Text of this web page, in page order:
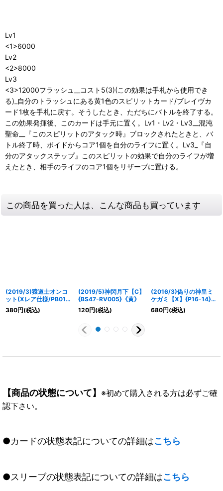
Lv1
<1>6000
Lv2
<2>8000
Lv3
<3>12000フラッシュ__コスト5(3)(この効果は手札から使用でき
る)_自分のトラッシュにある黄1色のスピリットカード/ブレイヴカ
ード1枚を手札に戻す。そうしたとき、ただちにバトルを終了する。
この効果発揮後、このカードは手元に置く。Lv1・Lv2・Lv3__混沌
聖命__『このスピリットのアタック時』ブロックされたときと、バ
トル終了時、ボイドからコア1個を自分のライフに置く。Lv3_『自
分のアタックステップ』このスピリットの効果で自分のライフが増
えたとき、相手のライフのコア1個をリザーブに置ける。
この商品を買った人は、こんな商品も買っています
(2019/3)猿道士オンコ
ット(Xレア仕様/PB01収
録)【C】{BS37-055}
《黄》
380円(税込)
(2019/5)神閃月下【C】
{BS47-RV005}《黄》
120円(税込)
(2016/3)偽りの神皇ミ
ケガミ【X】{P16-14}
《多》
680円(税込)
【商品の状態について】 ※初めて購入される方は必ずご確
認下さい。
●カードの状態表記についての詳細はこちら
●スリーブの状態表記についての詳細はこちら